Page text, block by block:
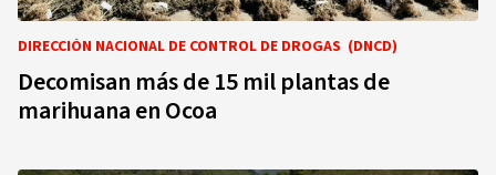
DIRECCIÓN NACIONAL DE CONTROL DE DROGAS (DNCD)
Decomisan más de 15 mil plantas de
marihuana en Ocoa